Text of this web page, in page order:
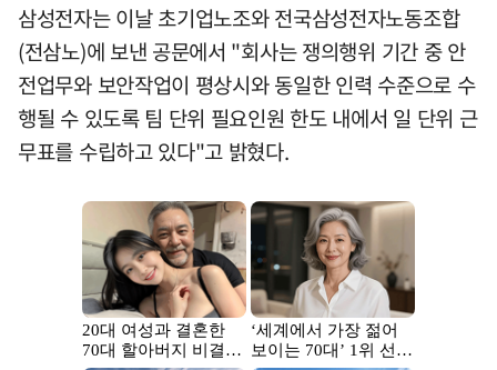
삼성전자는 이날 초기업노조와 전국삼성전자노동조합
(전삼노)에 보낸 공문에서 "회사는 쟁의행위 기간 중 안
전업무와 보안작업이 평상시와 동일한 인력 수준으로 수
행될 수 있도록 팀 단위 필요인원 한도 내에서 일 단위 근
무표를 수립하고 있다"고 밝혔다.